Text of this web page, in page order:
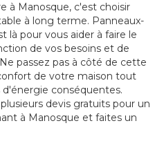
à Manosque, c'est choisir
à long terme. Panneaux-
là pour vous aider à faire le
de vos besoins et de
passez pas à côté de cette
de votre maison tout
conséquentes.
devis gratuits pour un
à Manosque et faites un